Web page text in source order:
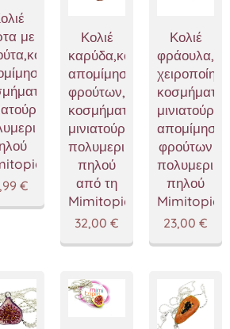
με
€
Κολιέ
καρύδα,κοσμήματα
απομίμησης
φρούτων,χειροποίητα
κοσμήματα
μινιατούρες
πολυμερικού
πηλού
από τη
Mimitopia
32,00 €
Κολιέ
φράουλα,
χειροποίητα
κοσμήματα
μινιατούρες
απομίμησης
φρούτων
πηλού
Mimitopia
23,00 €